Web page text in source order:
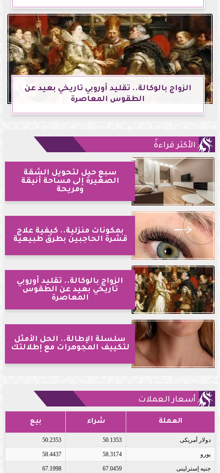
الزواج بالوكالة.. تقليد أوروبي تاريخي بعيد عن
الطقوس المعاصرة
الأكثر قراءةً
سبع حيل لتحويل الشقة
الصغيرة إلى مساحة أنيقة
ومريحة
بمكونات منزلية.. كيفية علاج
قشرة الحاجبين بطرق طبيعية
الزواج بالوكالة.. تقليد أوروبي
تاريخي بعيد عن الطقوس
المعاصرة
سلسلة الإطالة.. الحل الأمثل
لتكييف المجوهرات مع إطلالتك
أسعار العملات
العملة شراء بيع
دولار أمريكى 50.1353
50.2353
يورو 58.3174
58.4437
جنيه إسترلينى 67.0459
67.1998